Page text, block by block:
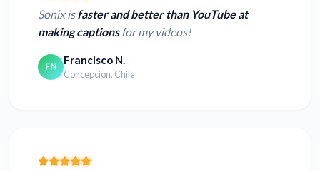
Sonix isfaster and better than YouTube at
making captionsfor my videos!
FN Francisco N.
Concepcion, Chile